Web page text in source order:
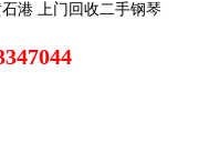
港 上门回收二手钢琴